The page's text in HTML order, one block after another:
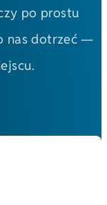
po prostu
nas dotrzeć —